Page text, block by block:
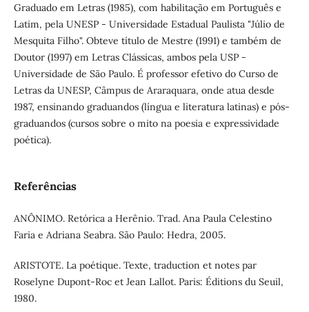
Graduado em Letras (1985), com habilitação em Português e
Latim, pela UNESP - Universidade Estadual Paulista "Júlio de
Mesquita Filho". Obteve título de Mestre (1991) e também de
Doutor (1997) em Letras Clássicas, ambos pela USP -
Universidade de São Paulo. É professor efetivo do Curso de
Letras da UNESP, Câmpus de Araraquara, onde atua desde
1987, ensinando graduandos (língua e literatura latinas) e pós-
graduandos (cursos sobre o mito na poesia e expressividade
poética).
Referências
ANÔNIMO. Retórica a Herênio. Trad. Ana Paula Celestino
Faria e Adriana Seabra. São Paulo: Hedra, 2005.
ARISTOTE. La poétique. Texte, traduction et notes par
Roselyne Dupont-Roc et Jean Lallot. Paris: Éditions du Seuil,
1980.